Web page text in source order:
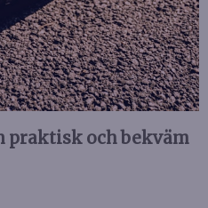
praktisk och bekväm